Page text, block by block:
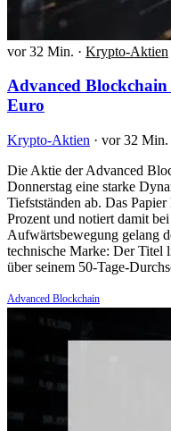
vor 32 Min. · Krypto-Aktien
Advanced
Euro
Krypto-Aktien · vor 32 Min.
Die Aktie der Advanced
Donnerstag eine starke
Tiefstständen ab. Das
Prozent und notiert damit
Aufwärtsbewegung gelang
technische Marke: Der Titel
über seinem 50-Tage-
Advanced Blockchain